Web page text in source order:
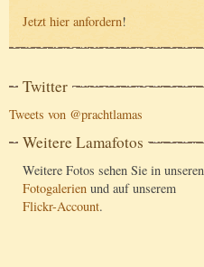
Jetzt hier anfordern!
Twitter
Tweets von @prachtlamas
Weitere Lamafotos
Weitere Fotos sehen Sie in unseren
Fotogalerien und auf unserem
Flickr-Account.